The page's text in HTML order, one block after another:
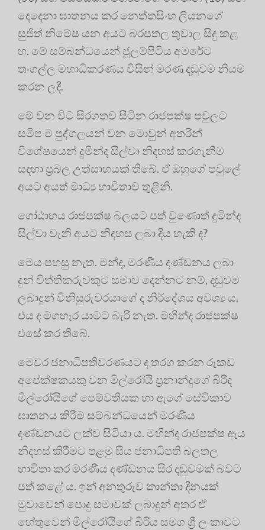
දෙදෙනා ඝාතනය කර නෙත්තසිංහ ලියනගේ
සුජිත් නිමේෂ යන අයට බරපතල තුවාල සිදු කළ
හ. මේ සම්බන්ධයෙන් ජූලම්පිටිය අමරේට
තංගල්ල මහාධිකරණය විසින් මරණ දඬුවම නියම
කරන ලදී.
මේ වන විට සිරගතව සිටින රාජපක්ෂ පවුලට
සමීප ම පුද්ගලයන් වන මොවුන් අතරින්
විශේෂයෙන් දුමින්ද සිල්වා නිදහස් කරගැනීම
සඳහා ප්‍රබල උත්සාහයක් තිබේ. ඒ ඔහුගේ පවුලේ
අයට අයත් මාධ්‍ය භාවිතාව තුළිනි.
ගෝඨාභය රාජපක්ෂ බලයට පත් වුණොත් දුමින්ද
සිල්වා වැනි අයට නිදහස ලබා දිය හැකි ද?
මෙය පහසු නැත. මන්ද, මරණීය දණ්ඩනය ලබා
දුන් විත්තිකරුවකුට සමාව දෙන්නට නම්, දඬුවම
ලබාදුන් විනිසුරුවරයාගේ ද නිර්දේශය අවශ්‍ය ය.
එය ද මගහැර යාමට බැරි නැත. මහින්ද රාජපක්ෂ
එසේ කර තිබේ.
මෙවර ජනාධිපතිවරණයට ද තරග කරන රූකඩ
අපේක්ෂකයකු වන මිල්රෝයි ප්‍රනාන්දුගේ බිරිඳ
මිල්රෝයිගේ පෙම්වතියක හා ඇගේ සේවිකාව
ඝාතනය කිරීම සම්බන්ධයෙන් මරණීය
දණ්ඩනයට ලක්ව සිටියා ය. මහින්ද රාජපක්ෂ ඇය
නිදහස් කිරීමට පළමු සිය ජනාධිපති බලතල
භාවිතා කර මරණීය දණ්ඩනය සිර දඬුවමක් බවට
පත් කළේ ය. ඉන් අනතුරුව කාන්තා දිනයක්
මුවාවෙන් පොදු සමාවක් ලබාදුන් අතර ඒ
හේතුවෙන් මිල්රෝයිගේ බිරිය සමග ශ්‍රී ලංකාවට